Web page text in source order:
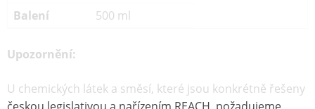
Balení
500 ml
Upozornění:
U chemických látek a směsí, které jsou konkrétně řešeny